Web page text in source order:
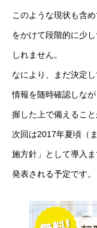
このような現状も含
をかけて段階的に少
しれません。
なにより、まだ決定
情報を随時確認しな
握した上で備えること
次回は2017年夏頃（
施方針」として導入
発表される予定です。